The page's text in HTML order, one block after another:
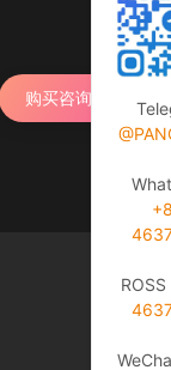
购买咨询